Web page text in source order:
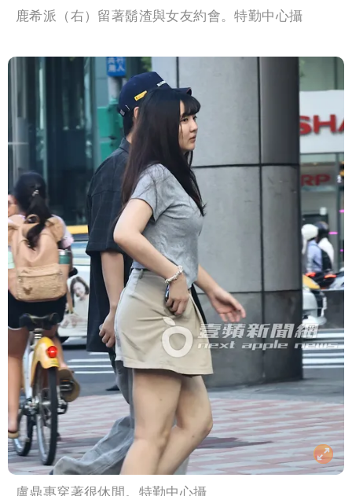
鹿希派（右）留著鬍渣與女友約會。特勤中心攝
盧鼎惠穿著很休閒。特勤中心攝